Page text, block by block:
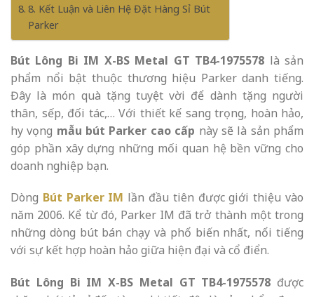
8. Kết Luận và Liên Hệ Đặt Hàng Sỉ Bút
Parker
Bút Lông Bi IM X-BS Metal GT TB4-1975578 là sản
phẩm nổi bật thuộc thương hiệu Parker danh tiếng.
Đây là món quà tặng tuyệt vời để dành tặng người
thân, sếp, đối tác,… Với thiết kế sang trọng, hoàn hảo,
hy vọng mẫu bút Parker cao cấp này sẽ là sản phẩm
góp phần xây dựng những mối quan hệ bền vững cho
doanh nghiệp bạn.
Dòng Bút Parker IM lần đầu tiên được giới thiệu vào
năm 2006. Kể từ đó, Parker IM đã trở thành một trong
những dòng bút bán chạy và phổ biến nhất, nổi tiếng
với sự kết hợp hoàn hảo giữa hiện đại và cổ điển.
Bút Lông Bi IM X-BS Metal GT TB4-1975578 được